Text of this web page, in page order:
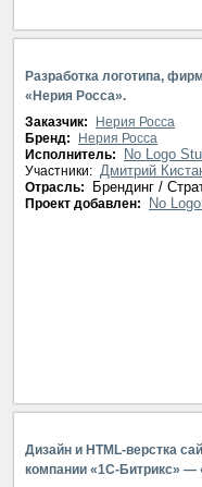
Разработка логотипа,
«Нерия Росса».
Заказчик:
Нерия Росса
Бренд:
Нерия Росса
Исполнитель:
No Logo
Участники: Дмитрий
Отрасль: Брендинг /
Проект добавлен: No
Дизайн и HTML-верстка
компании «1С-Битрикс» —